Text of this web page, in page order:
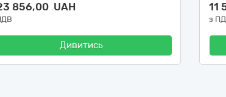
856,00 UAH
Дивитись
11
з